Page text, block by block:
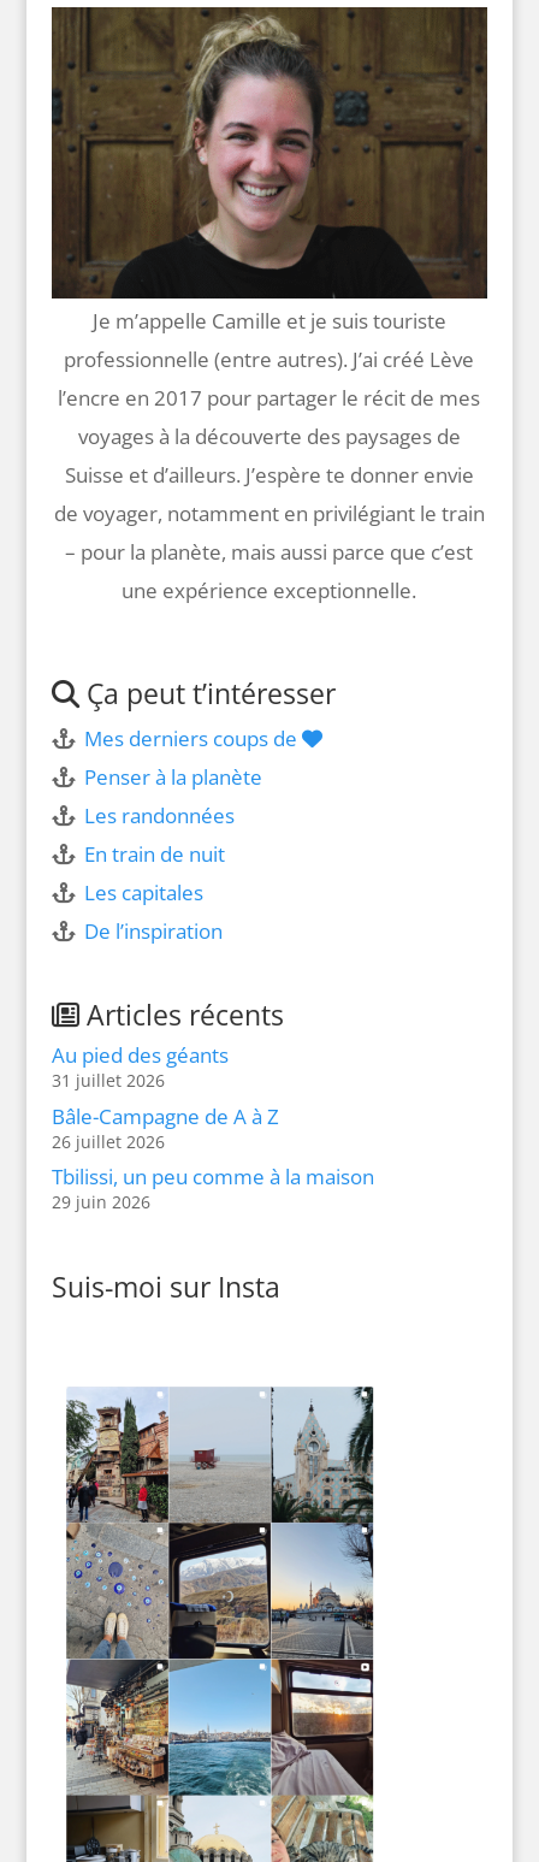
Je m’appelle Camille et je suis touriste
professionnelle (entre autres). J’ai créé Lève
l’encre en 2017 pour partager le récit de mes
voyages à la découverte des paysages de
Suisse et d’ailleurs. J’espère te donner envie
de voyager, notamment en privilégiant le train
– pour la planète, mais aussi parce que c’est
une expérience exceptionnelle.
Ça peut t’intéresser
Mes derniers coups de
Penser à la planète
Les randonnées
En train de nuit
Les capitales
De l’inspiration
Articles récents
Au pied des géants
31 juillet 2026
Bâle-Campagne de A à Z
26 juillet 2026
Tbilissi, un peu comme à la maison
29 juin 2026
Suis-moi sur Insta